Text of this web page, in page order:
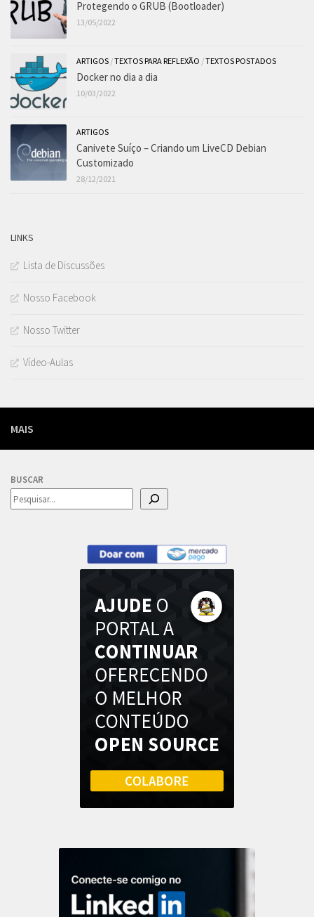
Protegendo o GRUB (Bootloader)
13/05/2022
ARTIGOS /TEXTOS PARA REFLEXÃO /TEXTOS POSTADOS
Docker no dia a dia
10/03/2022
ARTIGOS
Canivete Suíço – Criando um LiveCD Debian
Customizado
28/12/2021
LINKS
Lista de Discussões
Nosso Facebook
Nosso Twitter
Vídeo-Aulas
MAIS
BUSCAR